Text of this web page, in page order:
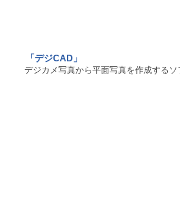
「デジCAD」
デジカメ写真から平面写真を作成するソ